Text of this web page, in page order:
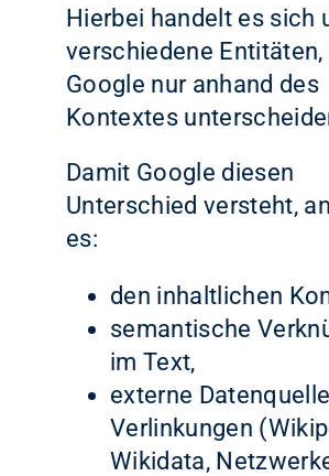
Hierbei handelt es sich
verschiedene Entitäten,
Google nur anhand des
Kontextes
Damit Google diesen
Unterschied versteht,
es:
den inhaltlichen
semantische
im Text,
externe
Verlinkungen
Wikidata,